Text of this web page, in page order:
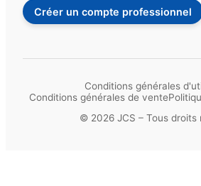
Créer un compte professionnel
Conditions générales
Conditions générales de vente
© 2026 JCS – Tous droits